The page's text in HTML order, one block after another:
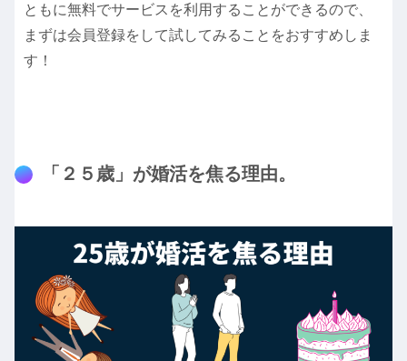
ともに無料でサービスを利用することができるので、
まずは会員登録をして試してみることをおすすめしま
す！
「２５歳」が婚活を焦る理由。